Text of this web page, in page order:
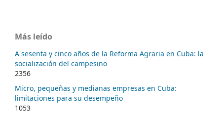
Más leído
A sesenta y cinco años de la Reforma Agraria en Cuba: la
socialización del campesino
2356
Micro, pequeñas y medianas empresas en Cuba:
limitaciones para su desempeño
1053